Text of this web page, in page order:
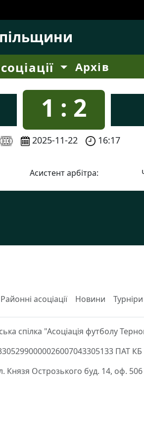
Архів
1 : 2
2025-11-22 16:17
Асистент арбітра:
Районні асоціації Новини Турніри
спілка "Асоціація футболу
ПАТ
Князя Острозького буд. 14, оф.